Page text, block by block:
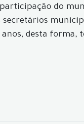
do
desta